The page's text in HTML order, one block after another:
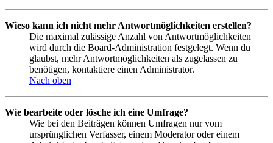
Wieso kann ich nicht mehr Antwortmöglichkeiten erstellen?
Die maximal zulässige Anzahl von Antwortmöglichkeiten
wird durch die Board-Administration festgelegt. Wenn du
glaubst, mehr Antwortmöglichkeiten als zugelassen zu
benötigen, kontaktiere einen Administrator.
Nach oben
Wie bearbeite oder lösche ich eine Umfrage?
Wie bei den Beiträgen können Umfragen nur vom
ursprünglichen Verfasser, einem Moderator oder einem